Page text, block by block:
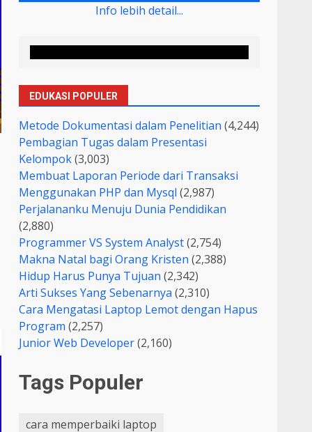
Info lebih detail...
EDUKASI POPULER
Metode Dokumentasi dalam Penelitian (4,244)
Pembagian Tugas dalam Presentasi
Kelompok(3,003)
Membuat Laporan Periode dari Transaksi
Menggunakan PHP dan Mysql (2,987)
Perjalananku Menuju Dunia Pendidikan
(2,880)
Programmer VS System Analyst(2,754)
Makna Natal bagi Orang Kristen (2,388)
Hidup Harus Punya Tujuan (2,342)
Arti Sukses Yang Sebenarnya (2,310)
Cara Mengatasi Laptop Lemot dengan Hapus
Program (2,257)
Junior Web Developer(2,160)
Tags Populer
cara memperbaiki laptop